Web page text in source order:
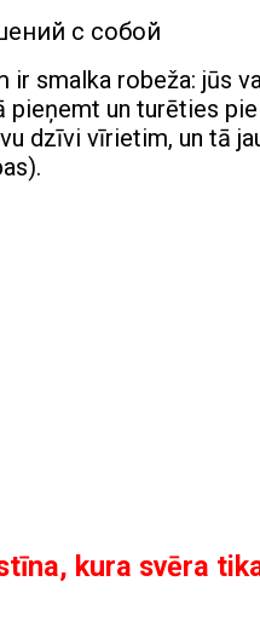
smalka robeža: jūs
un turēties
dzīvi vīrietim, un tā
kura svēra